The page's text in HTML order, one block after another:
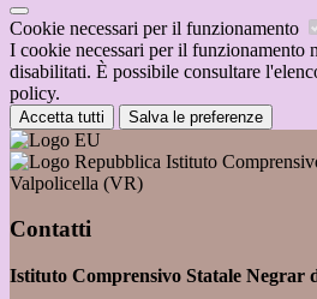
Cookie necessari per il funzionamento
I cookie necessari per il funzionamento
disabilitati. È possibile consultare
policy.
Accetta tutti Salva le preferenze
Istituto
Valpolicella (VR)
Contatti
Istituto Comprensivo Statale Negrar